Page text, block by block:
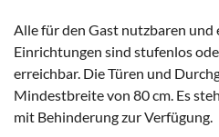
Alle für den Gast nutzbaren und
Einrichtungen sind stufenlos
erreichbar. Die Türen und
Mindestbreite von 80 cm. Es
mit Behinderung zur Verfügung.